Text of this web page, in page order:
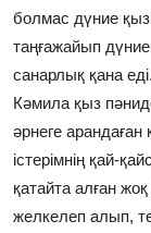
болмас дүние
таңғажайып
санарлық қана
Кәмила қыз
әрнеге арандаған
істерімнің қай-
қатайта алған
желкелеп алып,